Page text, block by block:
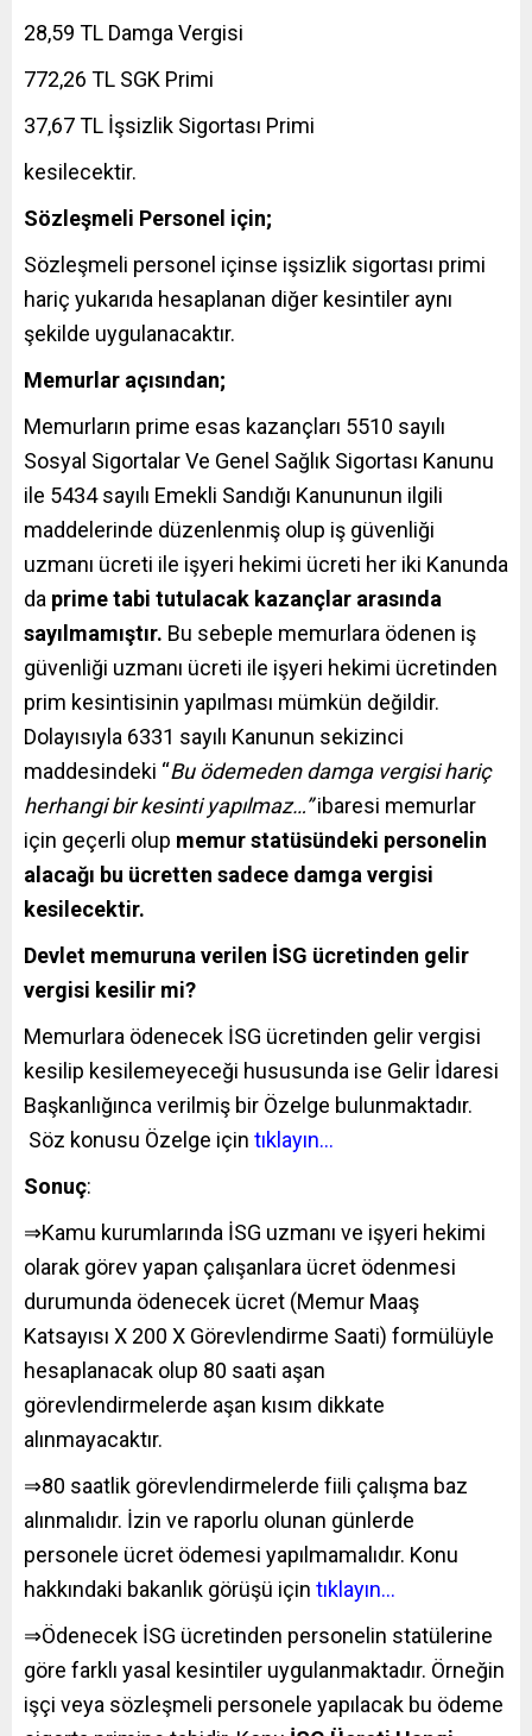
28,59 TL Damga Vergisi
772,26 TL SGK Primi
37,67 TL İşsizlik Sigortası Primi
kesilecektir.
Sözleşmeli Personel için;
Sözleşmeli personel içinse işsizlik sigortası primi
hariç yukarıda hesaplanan diğer kesintiler aynı
şekilde uygulanacaktır.
Memurlar açısından;
Memurların prime esas kazançları 5510 sayılı
Sosyal Sigortalar Ve Genel Sağlık Sigortası Kanunu
ile 5434 sayılı Emekli Sandığı Kanununun ilgili
maddelerinde düzenlenmiş olup iş güvenliği
uzmanı ücreti ile işyeri hekimi ücreti her iki Kanunda
da prime tabi tutulacak kazançlar arasında
sayılmamıştır. Bu sebeple memurlara ödenen iş
güvenliği uzmanı ücreti ile işyeri hekimi ücretinden
prim kesintisinin yapılması mümkün değildir.
Dolayısıyla 6331 sayılı Kanunun sekizinci
maddesindeki “Bu ödemeden damga vergisi hariç
herhangi bir kesinti yapılmaz…”ibaresi memurlar
için geçerli olup memur statüsündeki personelin
alacağı bu ücretten sadece damga vergisi
kesilecektir.
Devlet memuruna verilen İSG ücretinden gelir
vergisi kesilir mi?
Memurlara ödenecek İSG ücretinden gelir vergisi
kesilip kesilemeyeceği hususunda ise Gelir İdaresi
Başkanlığınca verilmiş bir Özelge bulunmaktadır.
Söz konusu Özelge için tıklayın…
Sonuç:
⇒Kamu kurumlarında İSG uzmanı ve işyeri hekimi
olarak görev yapan çalışanlara ücret ödenmesi
durumunda ödenecek ücret (Memur Maaş
Katsayısı X 200 X Görevlendirme Saati) formülüyle
hesaplanacak olup 80 saati aşan
görevlendirmelerde aşan kısım dikkate
alınmayacaktır.
⇒80 saatlik görevlendirmelerde fiili çalışma baz
alınmalıdır. İzin ve raporlu olunan günlerde
personele ücret ödemesi yapılmamalıdır. Konu
hakkındaki bakanlık görüşü için tıklayın…
⇒Ödenecek İSG ücretinden personelin statülerine
göre farklı yasal kesintiler uygulanmaktadır. Örneğin
işçi veya sözleşmeli personele yapılacak bu ödeme